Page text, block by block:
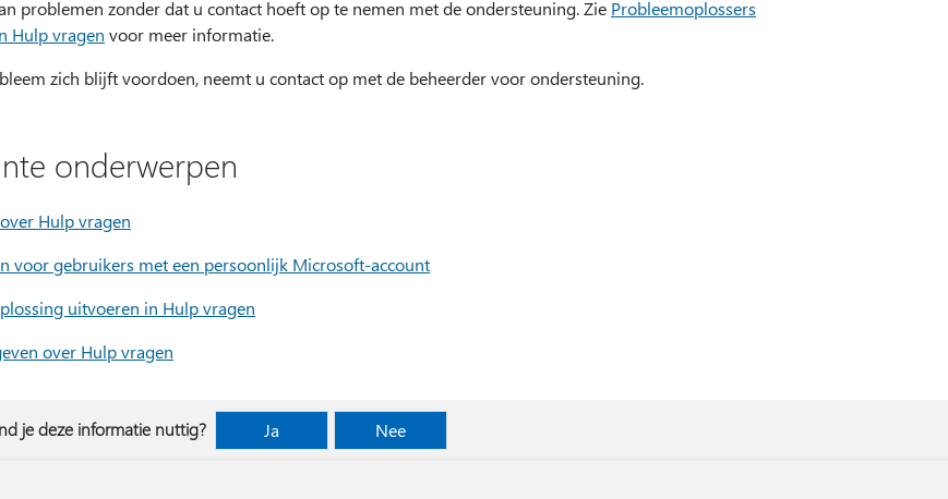
problemen zonder dat u contact hoeft op te nemen met de ondersteuning. Zie Probleemoplossers
Hulp vragen voor meer informatie.
zich blijft voordoen, neemt u contact op met de beheerder voor ondersteuning.
onderwerpen
Hulp vragen
voor gebruikers met een persoonlijk Microsoft-account
uitvoeren in Hulp vragen
over Hulp vragen
je deze informatie nuttig? Ja Nee